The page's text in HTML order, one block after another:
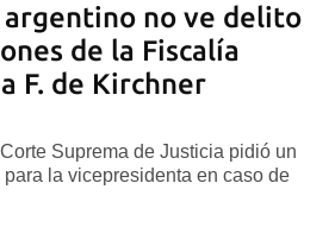
no ve delito
de la Fiscalía
F. de Kirchner
Suprema de Justicia pidió un
la vicepresidenta en caso de